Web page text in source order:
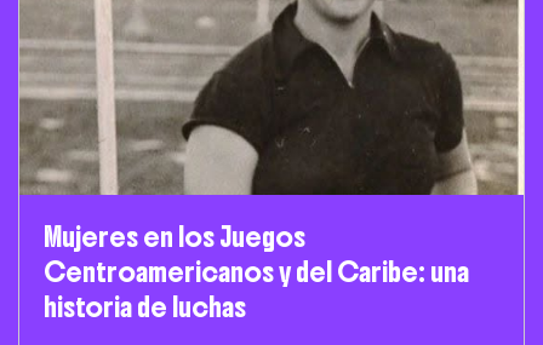
Mujeres en los Juegos
Centroamericanos y del Caribe: una
historia de luchas